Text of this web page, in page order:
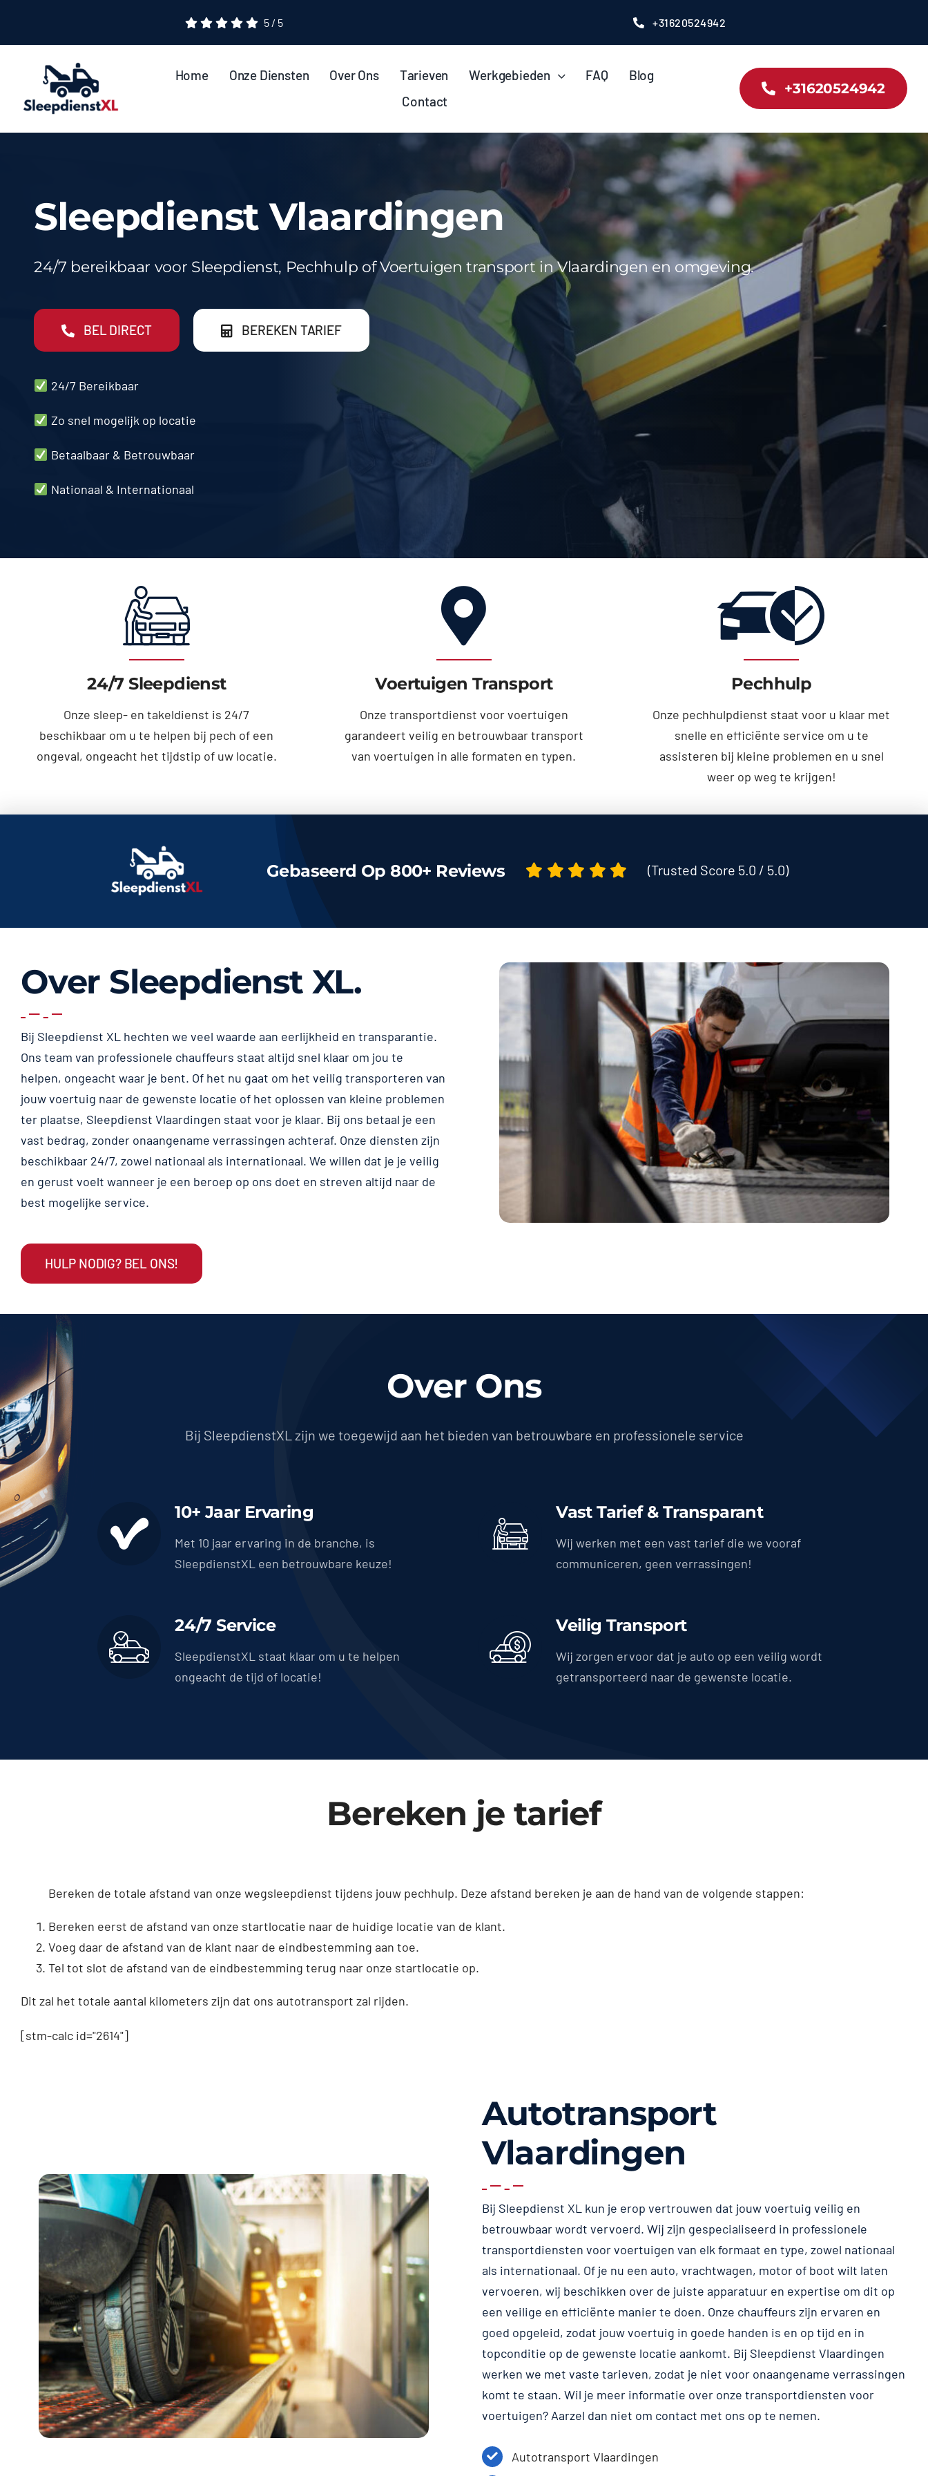
5/ 5 +31620524942
Home Onze Diensten Over Ons Tarieven Werkgebieden FAQ
Blog
Contact
+31620524942
Sleepdienst Vlaardingen
24/7 bereikbaar voor Sleepdienst, Pechhulp of Voertuigen transport in Vlaardingen en omgeving.
BEL DIRECT BEREKEN TARIEF
24/7 Bereikbaar
Zo snel mogelijk op locatie
Betaalbaar & Betrouwbaar
Nationaal & Internationaal
24/7 Sleepdienst
Onze sleep- en takeldienst is 24/7
beschikbaar om u te helpen bij pech of een
ongeval, ongeacht het tijdstip of uw locatie.
Voertuigen Transport
Onze transportdienst voor voertuigen
garandeert veilig en betrouwbaar transport
van voertuigen in alle formaten en typen.
Pechhulp
Onze pechhulpdienst staat voor u klaar met
snelle en efficiënte service om u te
assisteren bij kleine problemen en u snel
weer op weg te krijgen!
Gebaseerd Op 800+ Reviews (Trusted Score 5.0 / 5.0)
Over Sleepdienst XL.
Bij Sleepdienst XL hechten we veel waarde aan eerlijkheid en transparantie.
Ons team van professionele chauffeurs staat altijd snel klaar om jou te
helpen, ongeacht waar je bent. Of het nu gaat om het veilig transporteren van
jouw voertuig naar de gewenste locatie of het oplossen van kleine problemen
ter plaatse, Sleepdienst Vlaardingen staat voor je klaar. Bij ons betaal je een
vast bedrag, zonder onaangename verrassingen achteraf. Onze diensten zijn
beschikbaar 24/7, zowel nationaal als internationaal. We willen dat je je veilig
en gerust voelt wanneer je een beroep op ons doet en streven altijd naar de
best mogelijke service.
HULP NODIG? BEL ONS!
Over Ons
Bij SleepdienstXL zijn we toegewijd aan het bieden van betrouwbare en professionele service
10+ Jaar Ervaring
Met 10 jaar ervaring in de branche, is
SleepdienstXL een betrouwbare keuze!
24/7 Service
SleepdienstXL staat klaar om u te helpen
ongeacht de tijd of locatie!
Vast Tarief & Transparant
Wij werken met een vast tarief die we vooraf
communiceren, geen verrassingen!
Veilig Transport
Wij zorgen ervoor dat je auto op een veilig wordt
getransporteerd naar de gewenste locatie.
Bereken je tarief
Bereken de totale afstand van onze wegsleepdienst tijdens jouw pechhulp. Deze afstand bereken je aan de hand van de volgende stappen:
Bereken eerst de afstand van onze startlocatie naar de huidige locatie van de klant.
Voeg daar de afstand van de klant naar de eindbestemming aan toe.
Tel tot slot de afstand van de eindbestemming terug naar onze startlocatie op.
Dit zal het totale aantal kilometers zijn dat ons autotransport zal rijden.
[stm-calc id="2614"]
Autotransport
Vlaardingen
Bij Sleepdienst XL kun je erop vertrouwen dat jouw voertuig veilig en
betrouwbaar wordt vervoerd. Wij zijn gespecialiseerd in professionele
transportdiensten voor voertuigen van elk formaat en type, zowel nationaal
als internationaal. Of je nu een auto, vrachtwagen, motor of boot wilt laten
vervoeren, wij beschikken over de juiste apparatuur en expertise om dit op
een veilige en efficiënte manier te doen. Onze chauffeurs zijn ervaren en
goed opgeleid, zodat jouw voertuig in goede handen is en op tijd en in
topconditie op de gewenste locatie aankomt. Bij Sleepdienst Vlaardingen
werken we met vaste tarieven, zodat je niet voor onaangename verrassingen
komt te staan. Wil je meer informatie over onze transportdiensten voor
voertuigen? Aarzel dan niet om contact met ons op te nemen.
Autotransport Vlaardingen